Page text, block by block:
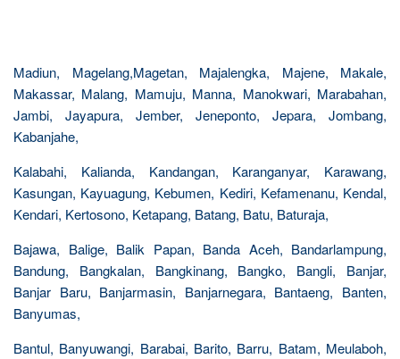
Madiun, Magelang,Magetan, Majalengka, Majene, Makale,
Makassar, Malang, Mamuju, Manna, Manokwari, Marabahan,
Jambi, Jayapura, Jember, Jeneponto, Jepara, Jombang,
Kabanjahe,
Kalabahi, Kalianda, Kandangan, Karanganyar, Karawang,
Kasungan, Kayuagung, Kebumen, Kediri, Kefamenanu, Kendal,
Kendari, Kertosono, Ketapang, Batang, Batu, Baturaja,
Bajawa, Balige, Balik Papan, Banda Aceh, Bandarlampung,
Bandung, Bangkalan, Bangkinang, Bangko, Bangli, Banjar,
Banjar Baru, Banjarmasin, Banjarnegara, Bantaeng, Banten,
Banyumas,
Bantul, Banyuwangi, Barabai, Barito, Barru, Batam, Meulaboh,